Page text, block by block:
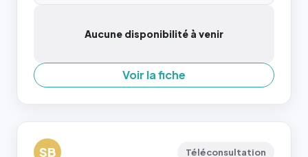
Aucune disponibilité à venir
Voir la fiche
SB Téléconsultation